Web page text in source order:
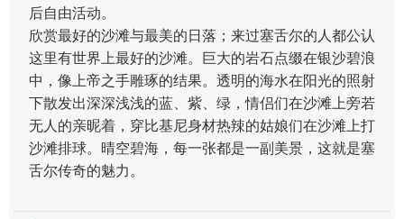
后自由活动。
欣赏最好的沙滩与最美的日落；来过塞舌尔的人都公认
这里有世界上最好的沙滩。巨大的岩石点缀在银沙碧浪
中，像上帝之手雕琢的结果。透明的海水在阳光的照射
下散发出深深浅浅的蓝、紫、绿，情侣们在沙滩上旁若
无人的亲昵着，穿比基尼身材热辣的姑娘们在沙滩上打
沙滩排球。晴空碧海，每一张都是一副美景，这就是塞
舌尔传奇的魅力。